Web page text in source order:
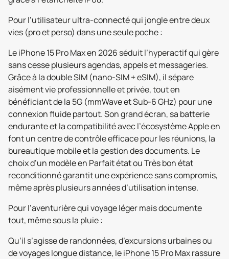
Pour l’utilisateur ultra-connecté qui jongle entre deux
vies (pro et perso) dans une seule poche :
Le iPhone 15 Pro Max en 2026 séduit l’hyperactif qui gère
sans cesse plusieurs agendas, appels et messageries.
Grâce à la double SIM (nano-SIM + eSIM), il sépare
aisément vie professionnelle et privée, tout en
bénéficiant de la 5G (mmWave et Sub-6 GHz) pour une
connexion fluide partout. Son grand écran, sa batterie
endurante et la compatibilité avec l’écosystème Apple en
font un centre de contrôle efficace pour les réunions, la
bureautique mobile et la gestion des documents. Le
choix d’un modèle en Parfait état ou Très bon état
reconditionné garantit une expérience sans compromis,
même après plusieurs années d’utilisation intense.
Pour l’aventurière qui voyage léger mais documente
tout, même sous la pluie :
Qu’il s’agisse de randonnées, d’excursions urbaines ou
de voyages longue distance, le iPhone 15 Pro Max rassure